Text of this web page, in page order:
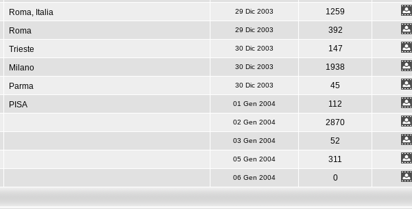
Roma, Italia 29 Dic 2003
1259
Roma 29 Dic 2003
392
Trieste 30 Dic 2003
147
Milano 30 Dic 2003
1938
Parma 30 Dic 2003
45
PISA 01 Gen 2004
112
02 Gen 2004
2870
03 Gen 2004
52
05 Gen 2004
311
06 Gen 2004 0